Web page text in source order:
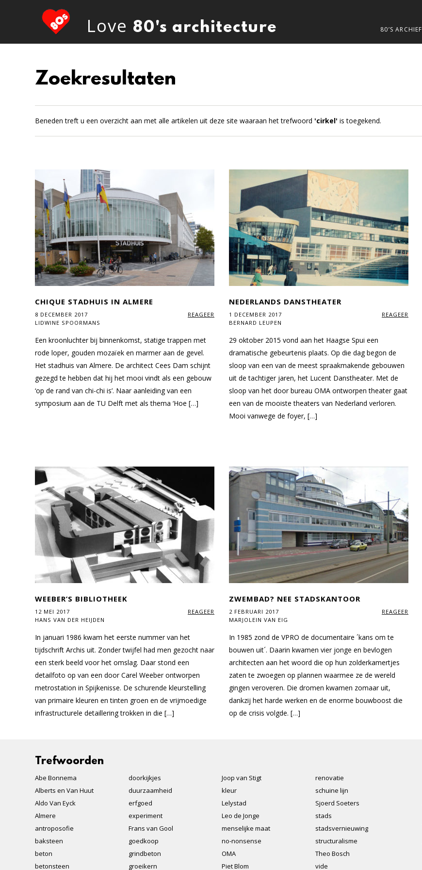
Love 80's architecture 80’S ARCHIEF
Zoekresultaten
Beneden treft u een overzicht aan met alle artikelen uit deze site waaraan het trefwoord 'cirkel' is toegekend.
CHIQUE STADHUIS IN ALMERE
8 DECEMBER 2017
REAGEER
LIDWINE SPOORMANS
Een kroonluchter bij binnenkomst, statige trappen met
rode loper, gouden mozaïek en marmer aan de gevel.
Het stadhuis van Almere. De architect Cees Dam schijnt
gezegd te hebben dat hij het mooi vindt als een gebouw
‘op de rand van chi-chi is’. Naar aanleiding van een
symposium aan de TU Delft met als thema ‘Hoe […]
NEDERLANDS DANSTHEATER
1 DECEMBER 2017
REAGEER
BERNARD LEUPEN
29 oktober 2015 vond aan het Haagse Spui een
dramatische gebeurtenis plaats. Op die dag begon de
sloop van een van de meest spraakmakende gebouwen
uit de tachtiger jaren, het Lucent Danstheater. Met de
sloop van het door bureau OMA ontworpen theater gaat
een van de mooiste theaters van Nederland verloren.
Mooi vanwege de foyer, […]
WEEBER’S BIBLIOTHEEK
12 MEI 2017
REAGEER
HANS VAN DER HEIJDEN
In januari 1986 kwam het eerste nummer van het
tijdschrift Archis uit. Zonder twijfel had men gezocht naar
een sterk beeld voor het omslag. Daar stond een
detailfoto op van een door Carel Weeber ontworpen
metrostation in Spijkenisse. De schurende kleurstelling
van primaire kleuren en tinten groen en de vrijmoedige
infrastructurele detaillering trokken in die […]
ZWEMBAD? NEE STADSKANTOOR
2 FEBRUARI 2017
REAGEER
MARJOLEIN VAN EIG
In 1985 zond de VPRO de documentaire ´kans om te
bouwen uit´. Daarin kwamen vier jonge en bevlogen
architecten aan het woord die op hun zolderkamertjes
zaten te zwoegen op plannen waarmee ze de wereld
gingen veroveren. Die dromen kwamen zomaar uit,
dankzij het harde werken en de enorme bouwboost die
op de crisis volgde. […]
Trefwoorden
Abe Bonnema
Alberts en Van Huut
Aldo Van Eyck
Almere
antroposofie
baksteen
beton
betonsteen
doorkijkjes
duurzaamheid
erfgoed
experiment
Frans van Gool
goedkoop
grindbeton
groeikern
Joop van Stigt
kleur
Lelystad
Leo de Jonge
menselijke maat
no-nonsense
OMA
Piet Blom
renovatie
schuine lijn
Sjoerd Soeters
stads
stadsvernieuwing
structuralisme
Theo Bosch
vide